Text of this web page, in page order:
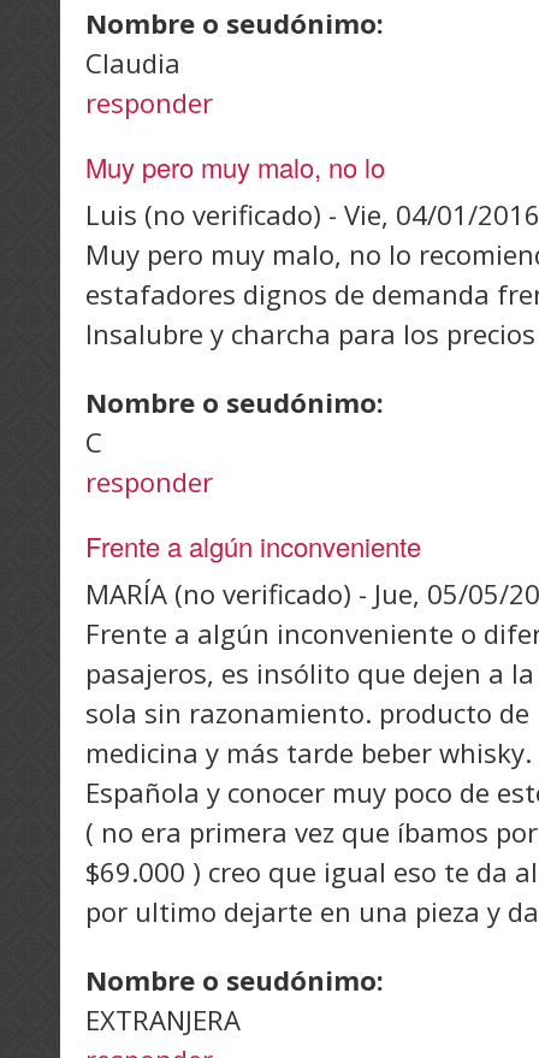
Nombre o seudónimo:
Claudia
responder
Muy pero muy malo, no lo
Luis (no verificado) - Vie, 04/01/
Muy pero muy malo, no lo
estafadores dignos de demanda
Insalubre y charcha para los
Nombre o seudónimo:
C
responder
Frente a algún inconveniente
MARÍA (no verificado) - Jue, 05/05/
Frente a algún inconveniente o
pasajeros, es insólito que dejen a
sola sin razonamiento. producto
medicina y más tarde beber
Española y conocer muy poco de
( no era primera vez que íbamos
$69.000 ) creo que igual eso te da
por ultimo dejarte en una pieza y
Nombre o seudónimo:
EXTRANJERA